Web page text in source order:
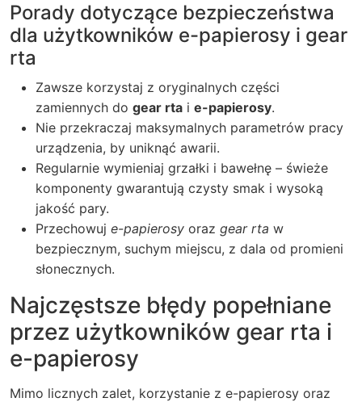
Porady dotyczące bezpieczeństwa
dla użytkowników e-papierosy i gear
rta
Zawsze korzystaj z oryginalnych części
zamiennych do gear rta i e-papierosy.
Nie przekraczaj maksymalnych parametrów pracy
urządzenia, by uniknąć awarii.
Regularnie wymieniaj grzałki i bawełnę – świeże
komponenty gwarantują czysty smak i wysoką
jakość pary.
Przechowuj e-papierosy oraz gear rta w
bezpiecznym, suchym miejscu, z dala od promieni
słonecznych.
Najczęstsze błędy popełniane
przez użytkowników gear rta i
e-papierosy
Mimo licznych zalet, korzystanie z e-papierosy oraz